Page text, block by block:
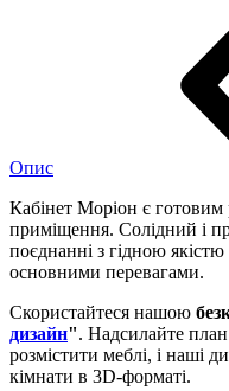
Опис
Кабінет Моріон є
приміщення. Солідний і
поєднанні з гідною
основними перевагами.
Скористайтеся нашою
дизайн". Надсилайте
розмістити меблі, і наші
кімнати в 3D-форматі.